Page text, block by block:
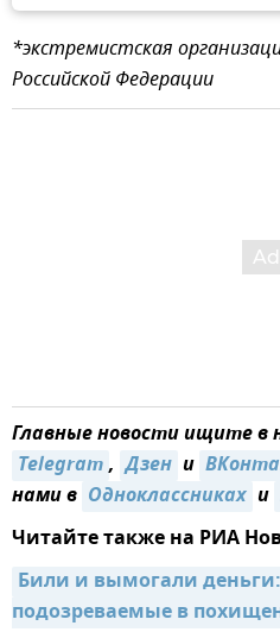
*экстремистская
Российской Федерации
Главные новости ищите в
Telegram, Дзен и
нами в Одноклассниках и
Читайте также на РИА
Били и вымогали
подозреваемые в